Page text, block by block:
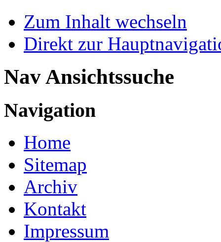
Zum Inhalt wechseln
Direkt zur
Nav Ansichtssuche
Navigation
Home
Sitemap
Archiv
Kontakt
Impressum